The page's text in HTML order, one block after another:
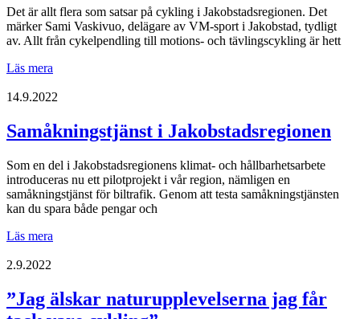
cykling
är
både
coolt
Det är allt flera som satsar på cykling i Jakobstadsregionen. Det
märker Sami Vaskivuo, delägare av VM-sport i Jakobstad, tydligt
av. Allt från cykelpendling till motions- och tävlingscykling är hett
Läs mera
det
vanligare
att
anställd
kan
få
en
14.9.2022
Samåkningstjänst i Jakobstadsregionen
Som en del i Jakobstadsregionens klimat- och hållbarhetsarbete
introduceras nu ett pilotprojekt i vår region, nämligen en
samåkningstjänst för biltrafik. Genom att testa samåkningstjänsten
kan du spara både pengar och
Läs mera
2.9.2022
”Jag älskar naturupplevelserna jag får